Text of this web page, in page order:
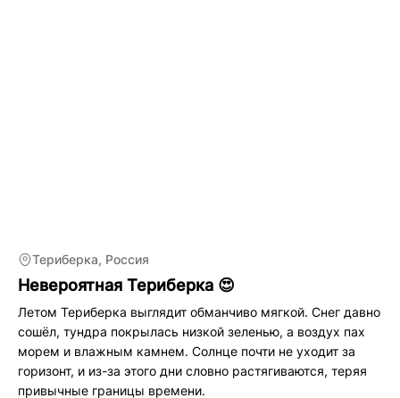
Териберка, Россия
Невероятная Териберка 😍
Летом Териберка выглядит обманчиво мягкой. Снег давно
сошёл, тундра покрылась низкой зеленью, а воздух пах
морем и влажным камнем. Солнце почти не уходит за
горизонт, и из-за этого дни словно растягиваются, теряя
привычные границы времени.